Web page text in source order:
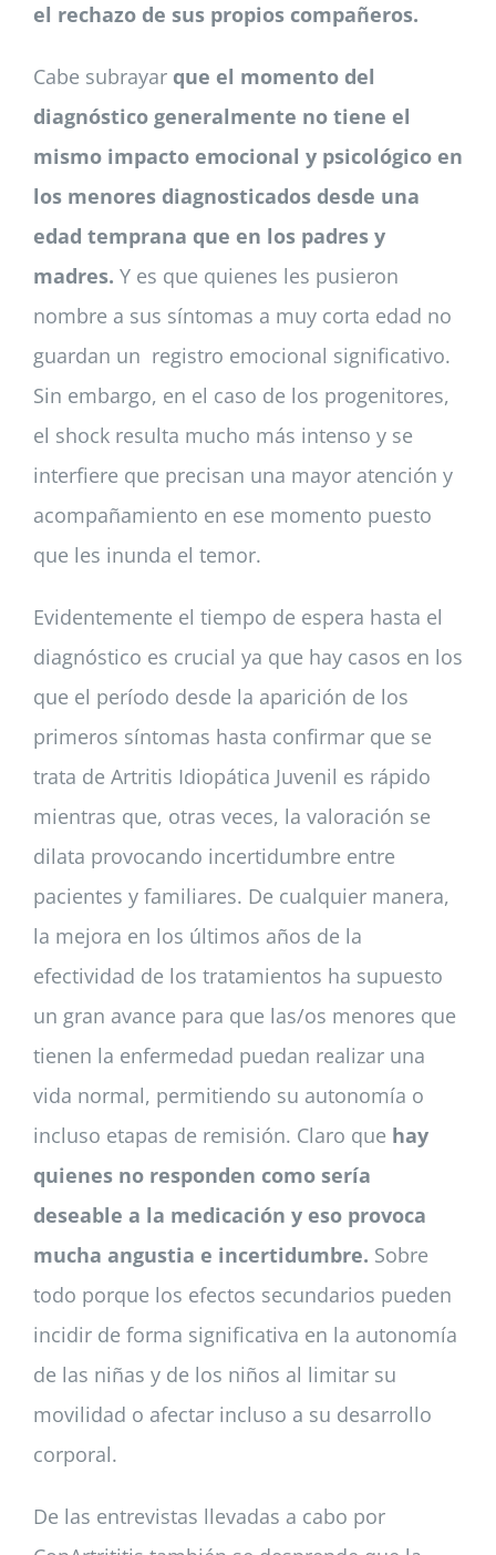
el rechazo de sus propios compañeros.
Cabe subrayar que el momento del
diagnóstico generalmente no tiene el
mismo impacto emocional y psicológico en
los menores diagnosticados desde una
edad temprana que en los padres y
madres. Y es que quienes les pusieron
nombre a sus síntomas a muy corta edad no
guardan un registro emocional significativo.
Sin embargo, en el caso de los progenitores,
el shock resulta mucho más intenso y se
interfiere que precisan una mayor atención y
acompañamiento en ese momento puesto
que les inunda el temor.
Evidentemente el tiempo de espera hasta el
diagnóstico es crucial ya que hay casos en los
que el período desde la aparición de los
primeros síntomas hasta confirmar que se
trata de Artritis Idiopática Juvenil es rápido
mientras que, otras veces, la valoración se
dilata provocando incertidumbre entre
pacientes y familiares. De cualquier manera,
la mejora en los últimos años de la
efectividad de los tratamientos ha supuesto
un gran avance para que las/os menores que
tienen la enfermedad puedan realizar una
vida normal, permitiendo su autonomía o
incluso etapas de remisión. Claro que hay
quienes no responden como sería
deseable a la medicación y eso provoca
mucha angustia e incertidumbre. Sobre
todo porque los efectos secundarios pueden
incidir de forma significativa en la autonomía
de las niñas y de los niños al limitar su
movilidad o afectar incluso a su desarrollo
corporal.
De las entrevistas llevadas a cabo por